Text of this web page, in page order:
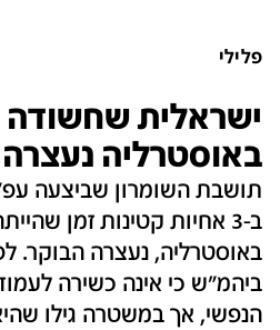
פלילי
ישראלית שחשודה
באוסטרליה נעצרה
תושבת השומרון שביצעה
ב-3 אחיות קטינות זמן
באוסטרליה, נעצרה הבוקר.
ביהמ"ש כי אינה כשירה
הנפשי, אך במשטרה גילו